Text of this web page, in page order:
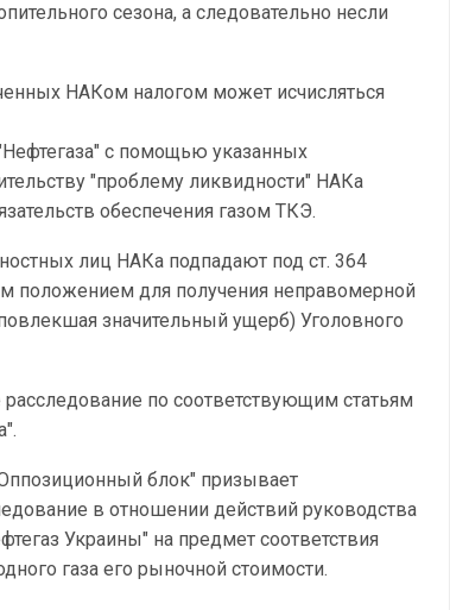
сезона, а следовательно несли
НАКом налогом может исчисляться
с помощью указанных
"проблему ликвидности" НАКа
обеспечения газом ТКЭ.
лиц НАКа подпадают под ст. 364
положением для получения неправомерной
значительный ущерб) Уголовного
по соответствующим статьям
блок" призывает
в отношении действий руководства
Украины" на предмет соответствия
газа его рыночной стоимости.